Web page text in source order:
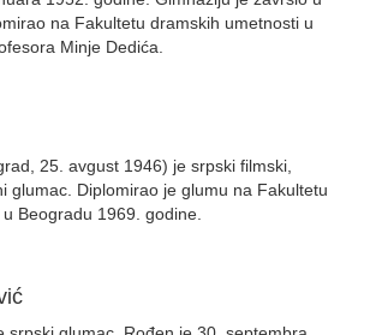
na Fakultetu dramskih umetnosti u
Minje Dedića.
25. avgust 1946) je srpski filmski,
glumac. Diplomirao je glumu na Fakultetu
Beogradu 1969. godine.